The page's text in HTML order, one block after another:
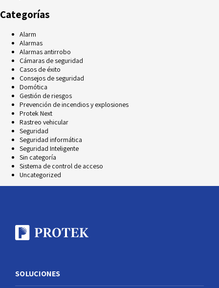
Categorías
Alarm
Alarmas
Alarmas antirrobo
Cámaras de seguridad
Casos de éxito
Consejos de seguridad
Domótica
Gestión de riesgos
Prevención de incendios y explosiones
Protek Next
Rastreo vehicular
Seguridad
Seguridad informática
Seguridad Inteligente
Sin categoría
Sistema de control de acceso
Uncategorized
SOLUCIONES